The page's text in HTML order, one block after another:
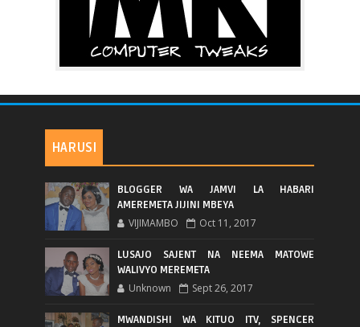
HARUSI
BLOGGER WA JAMVI LA HABARI
AMEREMETA JIJINI MBEYA
VIJIMAMBO Oct 11, 2017
LUSAJO SAJENT NA NEEMA MATOWE
WALIVYO MEREMETA
Unknown Sept 26, 2017
MWANDISHI WA KITUO ITV, SPENCER